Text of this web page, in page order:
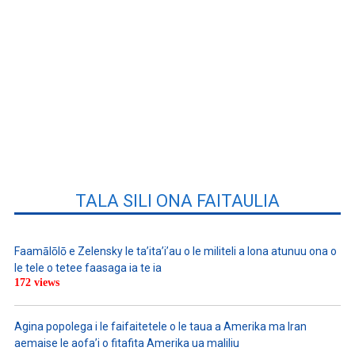
TALA SILI ONA FAITAULIA
Faamālōlō e Zelensky le ta’ita’i’au o le militeli a lona atunuu ona o
le tele o tetee faasaga ia te ia
172 views
Agina popolega i le faifaitetele o le taua a Amerika ma Iran
aemaise le aofa’i o fitafita Amerika ua maliliu